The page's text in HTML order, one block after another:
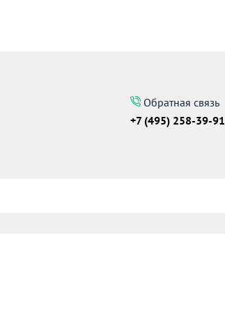
Обратная связь
+7 (495) 258-39-91